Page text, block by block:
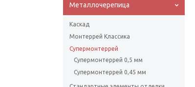
Металлочерепица
Каскад
Монтеррей Классика
Супермонтеррей
Супермонтеррей 0,5 мм
Супермонтеррей 0,45 мм